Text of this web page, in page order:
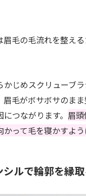
眉毛の毛流れを整え
かじめスクリューブ
毛がボサボサのま
つながります。 眉
って毛を寝かすよ
ルで輪郭を縁